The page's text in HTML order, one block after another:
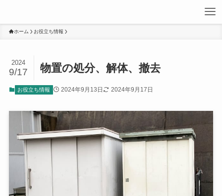
ホーム お役立ち情報
物置の処分、解体、撤去
2024
9/17
お役立ち情報 2024年9月13日 2024年9月17日